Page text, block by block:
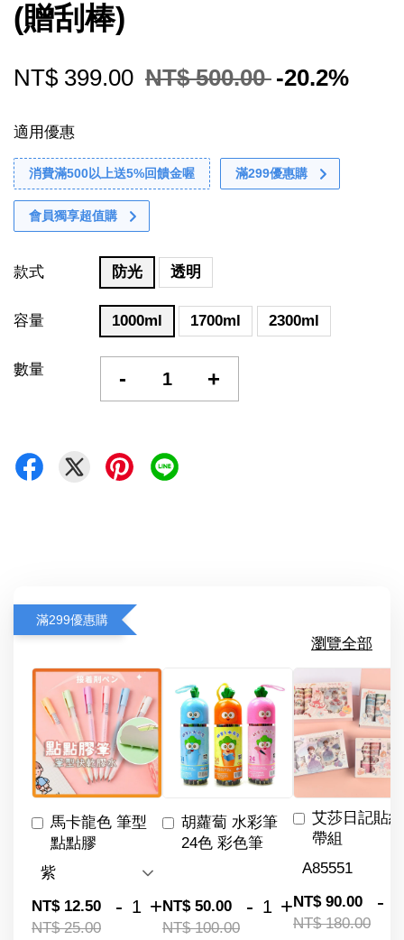
(贈刮棒)
NT$ 399.00 NT$ 500.00 -20.2%
適用優惠
消費滿500以上送5%回饋金喔 滿299優惠購
會員獨享超值購
款式 防光 透明
容量 1000ml 1700ml 2300ml
數量 - +
滿299優惠購
瀏覽全部
馬卡龍色 筆型
點點膠
NT$ 12.50
NT$ 25.00
- +
胡蘿蔔 水彩筆
24色 彩色筆
NT$ 50.00
NT$ 100.00
- +
艾莎日記貼
帶組
NT$ 90.00
NT$ 180.00
-